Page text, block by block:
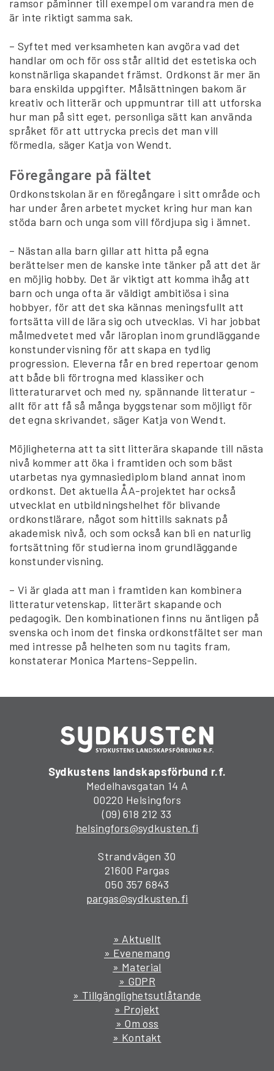
ramsor påminner till exempel om varandra men de
är inte riktigt samma sak.
– Syftet med verksamheten kan avgöra vad det
handlar om och för oss står alltid det estetiska och
konstnärliga skapandet främst. Ordkonst är mer än
bara enskilda uppgifter. Målsättningen bakom är
kreativ och litterär och uppmuntrar till att utforska
hur man på sitt eget, personliga sätt kan använda
språket för att uttrycka precis det man vill
förmedla, säger Katja von Wendt.
Föregångare på fältet
Ordkonstskolan är en föregångare i sitt område och
har under åren arbetet mycket kring hur man kan
stöda barn och unga som vill fördjupa sig i ämnet.
– Nästan alla barn gillar att hitta på egna
berättelser men de kanske inte tänker på att det är
en möjlig hobby. Det är viktigt att komma ihåg att
barn och unga ofta är väldigt ambitiösa i sina
hobbyer, för att det ska kännas meningsfullt att
fortsätta vill de lära sig och utvecklas. Vi har jobbat
målmedvetet med vår läroplan inom grundläggande
konstundervisning för att skapa en tydlig
progression. Eleverna får en bred repertoar genom
att både bli förtrogna med klassiker och
litteraturarvet och med ny, spännande litteratur -
allt för att få så många byggstenar som möjligt för
det egna skrivandet, säger Katja von Wendt.
Möjligheterna att ta sitt litterära skapande till nästa
nivå kommer att öka i framtiden och som bäst
utarbetas nya gymnasiediplom bland annat inom
ordkonst. Det aktuella ÅA-projektet har också
utvecklat en utbildningshelhet för blivande
ordkonstlärare, något som hittills saknats på
akademisk nivå, och som också kan bli en naturlig
fortsättning för studierna inom grundläggande
konstundervisning.
– Vi är glada att man i framtiden kan kombinera
litteraturvetenskap, litterärt skapande och
pedagogik. Den kombinationen finns nu äntligen på
svenska och inom det finska ordkonstfältet ser man
med intresse på helheten som nu tagits fram,
konstaterar Monica Martens-Seppelin.
Sydkustens landskapsförbund r.f.
Medelhavsgatan 14 A
00220 Helsingfors
(09) 618 212 33
helsingfors@sydkusten.fi
Strandvägen 30
21600 Pargas
050 357 6843
pargas@sydkusten.fi
» Aktuellt
» Evenemang
» Material
» GDPR
» Tillgänglighetsutlåtande
» Projekt
» Om oss
» Kontakt